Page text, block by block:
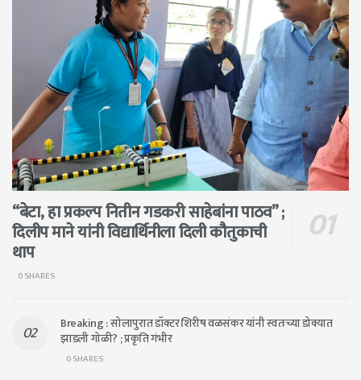
“बेटा, हा प्रकल्प नितीन गडकरी साहेबांना पाठव” ;
दिलीप माने यांनी विद्यार्थिनीला दिली कौतुकाची
थाप
0 SHARES
Breaking : सोलापुरात डॉक्टर शिरीष वळसंकर यांनी स्वतःच्या डोक्यात
झाडली गोळी? ; प्रकृति गंभीर
0 SHARES